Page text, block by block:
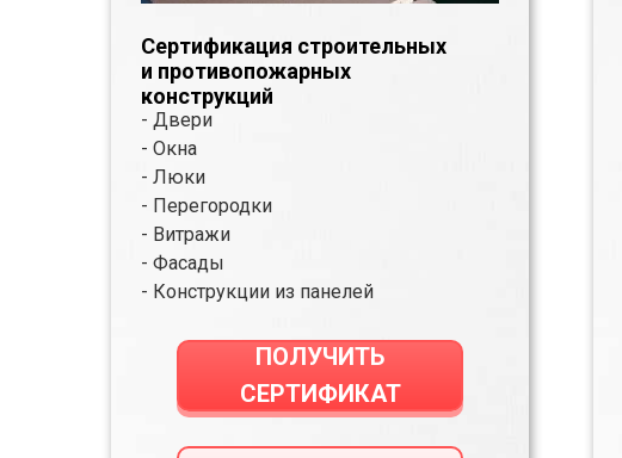
ПОЛУЧИТЬ
СЕРТИФИКАТ
Сертификация строительных
и противопожарных
конструкций
- Двери
- Окна
- Люки
- Перегородки
- Витражи
- Фасады
- Конструкции из панелей